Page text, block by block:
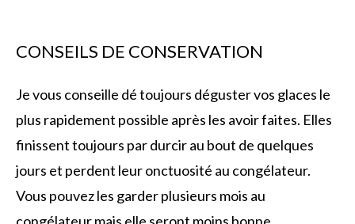
CONSEILS DE CONSERVATION
Je vous conseille dé toujours déguster vos glaces le
plus rapidement possible après les avoir faites. Elles
finissent toujours par durcir au bout de quelques
jours et perdent leur onctuosité au congélateur.
Vous pouvez les garder plusieurs mois au